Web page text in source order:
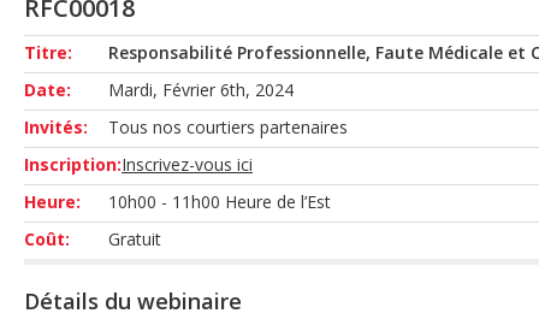
RFC00018
Titre:
Responsabilité Professionnelle, Faute Médicale et
Date:
Mardi, Février 6th, 2024
Invités:
Tous nos courtiers partenaires
Inscription:Inscrivez-vous ici
Heure:
10h00 - 11h00 Heure de l’Est
Coût:
Gratuit
Détails du webinaire